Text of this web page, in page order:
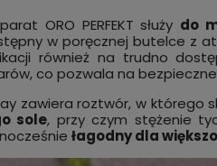
pułapka na muchy z
wabikiem. Worek na muchy
FLY CATCHER 1 szt.
zł do koszyka
ORO PERFEKT służy do
w poręcznej butelce z
również na trudno
co pozwala na
zawiera roztwór, w którego
sole, przy czym stężenie
łagodny dla